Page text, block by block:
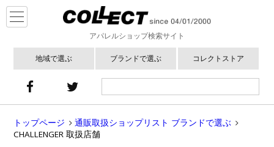
アパレルショップ検索サイト
地域で選ぶ ブランドで選ぶ コレクトストア
トップページ
通販取扱ショップリスト ブランドで選ぶ
CHALLENGER 取扱店舗